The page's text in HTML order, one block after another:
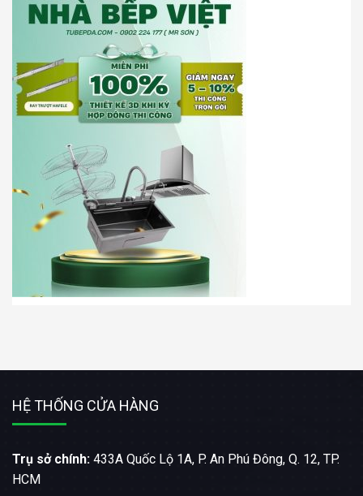
HỆ THỐNG CỬA HÀNG
Trụ sở chính: 433A Quốc Lộ 1A, P. An Phú Đông, Q. 12, TP.
HCM